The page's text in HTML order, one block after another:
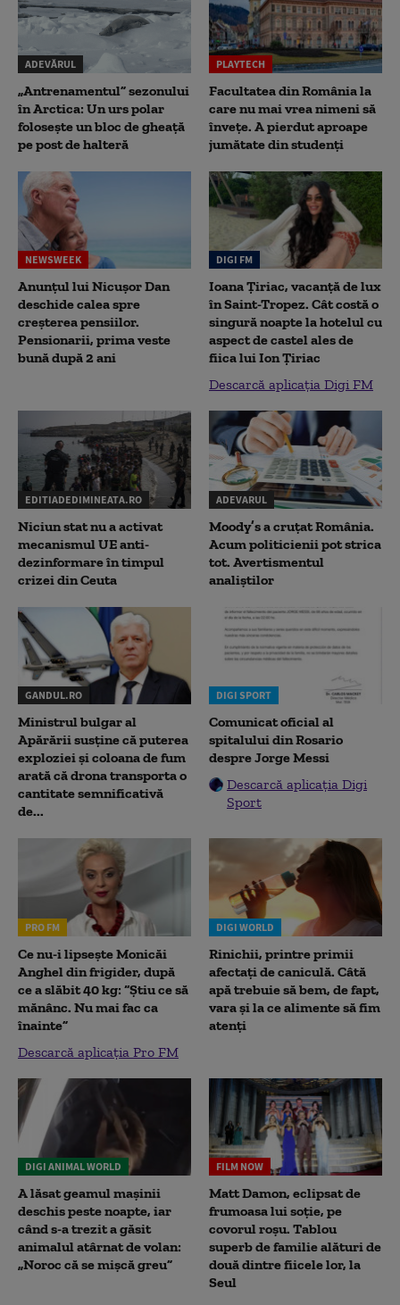
ADEVĂRUL
„Antrenamentul” sezonului
în Arctica: Un urs polar
folosește un bloc de gheață
pe post de halteră
PLAYTECH
Facultatea din România la
care nu mai vrea nimeni să
înveţe. A pierdut aproape
jumătate din studenţi
NEWSWEEK
Anunțul lui Nicușor Dan
deschide calea spre
creșterea pensiilor.
Pensionarii, prima veste
bună după 2 ani
DIGI FM
Ioana Țiriac, vacanță de lux
în Saint-Tropez. Cât costă o
singură noapte la hotelul cu
aspect de castel ales de
fiica lui Ion Țiriac
Descarcă aplicația Digi FM
EDITIADEDIMINEATA.RO
Niciun stat nu a activat
mecanismul UE anti-
dezinformare în timpul
crizei din Ceuta
ADEVARUL
Moody’s a cruțat România.
Acum politicienii pot strica
tot. Avertismentul
analiștilor
GANDUL.RO
Ministrul bulgar al
Apărării susține că puterea
exploziei și coloana de fum
arată că drona transporta o
cantitate semnificativă
de...
DIGI SPORT
Comunicat oficial al
spitalului din Rosario
despre Jorge Messi
Descarcă aplicația Digi
Sport
PRO FM
Ce nu-i lipsește Monicăi
Anghel din frigider, după
ce a slăbit 40 kg: “Știu ce să
mănânc. Nu mai fac ca
înainte”
Descarcă aplicația Pro FM
DIGI WORLD
Rinichii, printre primii
afectați de caniculă. Câtă
apă trebuie să bem, de fapt,
vara și la ce alimente să fim
atenți
DIGI ANIMAL WORLD
A lăsat geamul mașinii
deschis peste noapte, iar
când s-a trezit a găsit
animalul atârnat de volan:
„Noroc că se mișcă greu”
FILM NOW
Matt Damon, eclipsat de
frumoasa lui soție, pe
covorul roșu. Tablou
superb de familie alături de
două dintre fiicele lor, la
Seul